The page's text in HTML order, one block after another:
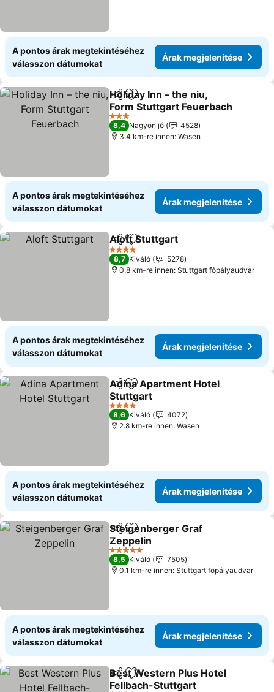
A pontos árak megtekintéséhez
válasszon dátumokat
Árak megjelenítése
Megosztás
Hozzáadás a kedvencekhez
Holiday Inn – the niu,
Form Stuttgart Feuerbach
3 Kategória
8,4 Nagyon jó
4528
3.4 km-re innen: Wasen
A pontos árak megtekintéséhez
válasszon dátumokat
Árak megjelenítése
Megosztás
Hozzáadás a kedvencekhez
Aloft Stuttgart
4 Kategória
8,7 Kiváló
5278
0.8 km-re innen: Stuttgart főpályaudvar
A pontos árak megtekintéséhez
válasszon dátumokat
Árak megjelenítése
Megosztás
Hozzáadás a kedvencekhez
Adina Apartment Hotel
Stuttgart
4 Kategória
8,6 Kiváló
4072
2.8 km-re innen: Wasen
A pontos árak megtekintéséhez
válasszon dátumokat
Árak megjelenítése
Megosztás
Hozzáadás a kedvencekhez
Steigenberger Graf
Zeppelin
5 Kategória
8,5 Kiváló
7505
0.1 km-re innen: Stuttgart főpályaudvar
A pontos árak megtekintéséhez
válasszon dátumokat
Árak megjelenítése
Megosztás
Hozzáadás a kedvencekhez
Best Western Plus Hotel
Fellbach-Stuttgart